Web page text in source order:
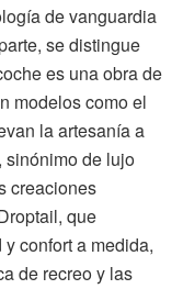
de vanguardia
se distingue
es una obra de
modelos como el
la artesanía a
sinónimo de lujo
creaciones
que
confort a medida,
de recreo y las